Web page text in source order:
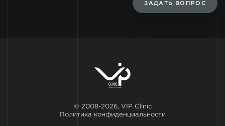
ЗАДАТЬ ВОПРОС
© 2008-2026, VIP Clinic
Политика конфиденциальности